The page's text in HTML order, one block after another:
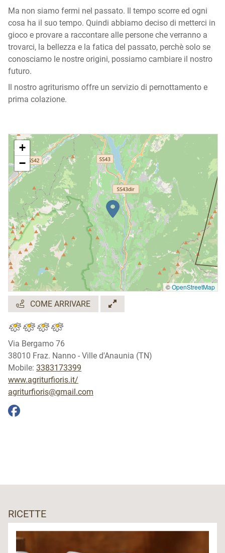
Ma non siamo fermi nel passato. Il tempo scorre ed ogni
cosa ha il suo tempo. Quindi abbiamo deciso di metterci in
gioco e provare a raccontare alle persone che verranno a
trovarci, la bellezza e la fatica del passato, perchè solo se
conosciamo le nostre origini, possiamo cambiare il nostro
futuro.
Il nostro agriturismo offre un servizio di pernottamento e
prima colazione.
+
−
©OpenStreetMap
COME ARRIVARE
Via Bergamo 76
38010 Fraz. Nanno - Ville d'Anaunia (TN)
Mobile: 3383173399
www.agriturfioris.it/
agriturfioris@gmail.com
RICETTE